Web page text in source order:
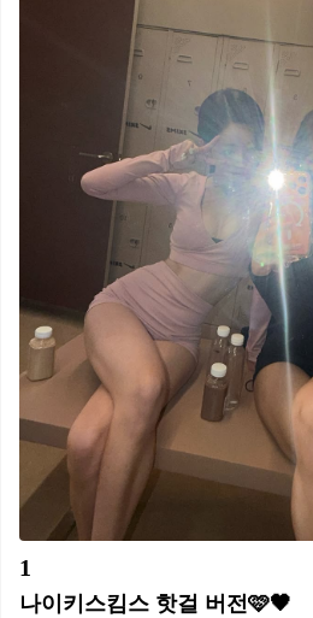
1
나이키스킴스 핫걸 버전🩷🖤